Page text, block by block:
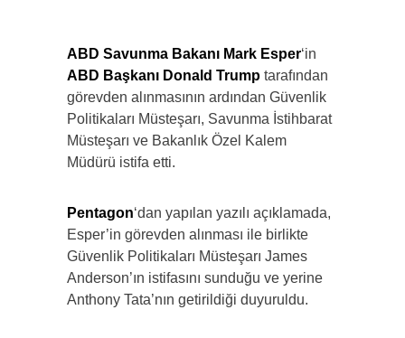
ABD Savunma Bakanı Mark Esper‘in
ABD Başkanı Donald Trump tarafından
görevden alınmasının ardından Güvenlik
Politikaları Müsteşarı, Savunma İstihbarat
Müsteşarı ve Bakanlık Özel Kalem
Müdürü istifa etti.
Pentagon‘dan yapılan yazılı açıklamada,
Esper’in görevden alınması ile birlikte
Güvenlik Politikaları Müsteşarı James
Anderson’ın istifasını sunduğu ve yerine
Anthony Tata’nın getirildiği duyuruldu.